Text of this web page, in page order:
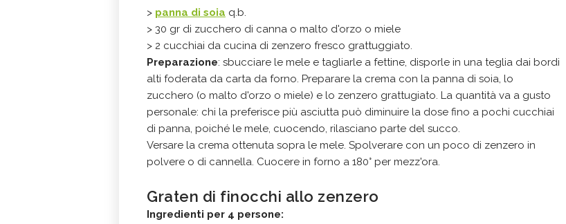
> panna di soia q.b.
> 30 gr di zucchero di canna o malto d'orzo o miele
> 2 cucchiai da cucina di zenzero fresco grattuggiato.
Preparazione: sbucciare le mele e tagliarle a fettine, disporle in una teglia dai bordi
alti foderata da carta da forno. Preparare la crema con la panna di soia, lo
zucchero (o malto d'orzo o miele) e lo zenzero grattugiato. La quantità va a gusto
personale: chi la preferisce più asciutta può diminuire la dose fino a pochi cucchiai
di panna, poiché le mele, cuocendo, rilasciano parte del succo.
Versare la crema ottenuta sopra le mele. Spolverare con un poco di zenzero in
polvere o di cannella. Cuocere in forno a 180° per mezz'ora.
Graten di finocchi allo zenzero
Ingredienti per 4 persone: